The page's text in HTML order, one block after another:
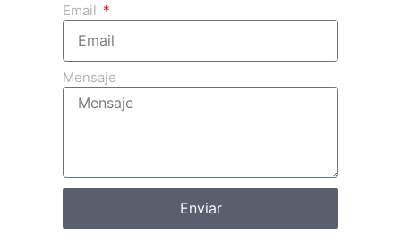
Email
Mensaje
Enviar